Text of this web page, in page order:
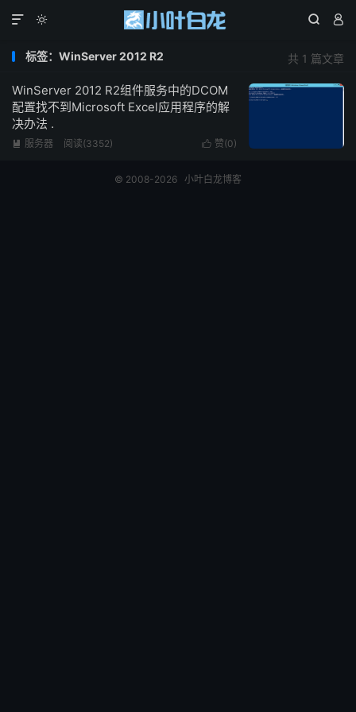
  

共 1 篇文章
标签：WinServer 2012 R2
WinServer 2012 R2组件服务中的DCOM
配置找不到Microsoft Excel应用程序的解
决办法 .
 赞(0)
 服务器 阅读(3352)
© 2008-2026 小叶白龙博客